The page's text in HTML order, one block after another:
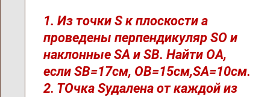
1. Из точки S к плоскости a
проведены перпендикуляр SO и
наклонные SA и SB. Найти ОА,
если SB=17см, ОВ=15см,SА=10см.
2. ТОчка Sудалена от каждой из